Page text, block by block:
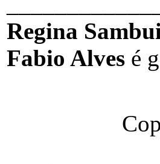
Regina
Fabio Alves é